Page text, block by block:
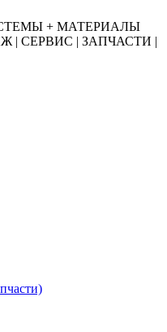
+ МАТЕРИАЛЫ
| СЕРВИС | ЗАПЧАСТИ |